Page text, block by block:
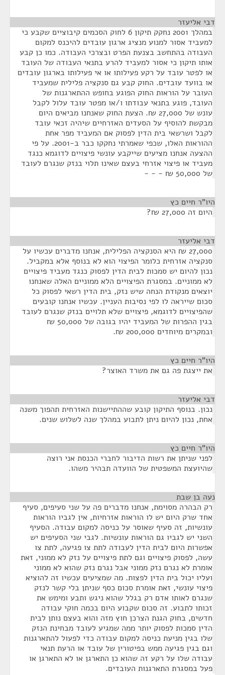
דבי אליעזר
במהלך 2001 נחקק תיקון 6 לחוק הסכמים קיבוציים שקבע כי
למעביד אסור למנוע מנציג ארגון עובדים להיכנס למקום
העבודה בהתחשב בצנעת הפרט ובצרכי העבודה. כמו כן קבע
אותו תיקון כי אסור למעביד להרע בתנאי העבודה של העובד
או לפטר עובד על רקע פעילותו או אי פעילותו בארגון עובדים
או בוועד עובדים. החוק קבע גם סנקציה פלילית שמעביד
העובר על הוראות החוק הפוגע בחופש ההתארגנות של
העובד, פוגע בתנאי עבודתו ו/או מפטר עובד עלול לקבל
עונש של 27,000 ₪. הצעת החוק שאנחנו מביאים היום
מבקשת להוסיף על הסעדים האזרחיים שיהיה זכאי עובד
לקבל ושרשאי בית הדין לפסוק אם המעביד מפר אחת
ההוראות האלו, שכפי שאמרתי נחקקו כבר ב-2001. על פי
ההצעה אנחנו מציעים שייקבע עונשי פיצויים לדוגמא כנגד
מעביד או פיצוי אזרחי בעצם שאינו תלוי בנזק שנגרם לעובד
של 50,000 ₪ - - -
היו"ר חיים כץ
היום זה 27,000 ₪?
דבי אליעזר
27,000 ₪ היא הסנקציה הפלילית, אנחנו מדברים עכשיו על
סנקציה אזרחית כלומר הפיצוי הוא לא בנוסף אלא במקביל.
נכון להיום יש סמכות לבית הדין לפסוק כנגד מעביד פיצויים
לא ממוניים. במסגרת הפיצויים הלא ממוניים האלה שאנחנו
יוצאים מנקודת הנחה שיש נזק, בית הדין רשאי לפסוק כל
סכום שייראה לו לפי נסיבות העניין. עכשיו אנחנו קובעים
שהפיצויים לדוגמא, פיצויים שלא תלויים בנזק שנגרם לעובד
בגין ההפרות של המעביד יהיו בגובה של 50,000 ₪
ובמקרים מיוחדים 200,000 ₪.
היו"ר חיים כץ
את ייצגת פה גם את משרד האוצר?
דבי אליעזר
נכון. בנוסף התיקון קובע שההתיישנות האזרחית תהפוך משנה
אחת, נכון להיום ניתן לתבוע במהלך שנה לשלוש שנים.
היו"ר חיים כץ
לפני שניתן את רשות הדיבור לחברי הכנסת אני רוצה
שהיועצת המשפטית של הוועדה תבהיר משהו.
נעה בן שבת
רק הבהרה מסוימת, אנחנו מדברים פה על שני סעיפים, סעיף
אחד שרק היום יש לו הוראות אזרחיות, אין לגביו הוראות
עונשיות, זה סעיף שאוסר על כניסה למקום עבודה. הסעיף
השני יש לגביו גם הוראות עונשיות. לגבי שני הסעיפים יש
אפשרות היום לבית הדין לעבודה לתת צו פגיעה, לתת צו
עשה, לפסוק פיצויים וגם לתת פיצויים על נזק לא ממוני, זאת
אומרת לא נגרם נזק ממוני אבל נגרם נזק שהוא לא ממוני
ועליו יכול בית הדין לפצות. מה שמציעים עכשיו זה להוציא
פיצוי עונשי, זאת אומרת סכום כסף שניתן בלי קשר לנזק
שנגרם לאותו אדם רק בגלל שהוא ניגש ותבע ומימש את
זכותו לתבוע. זה סכום שקבוע היום בכמה חוקי עבודה
חדשים, בחוק הגנת הצרכן חוץ מזה והוא בעצם נותן לבית
הדין סמכות לפסוק יותר ממה שמגיע לעובד מבחינת הנזק
שלו בגין מניעת כניסה למקום עבודה כדי לפעול להתארגנות
וגם בגין פגיעה ממש בפיטורין של עובד או הרעת תנאי
עבודה שלו על רקע זה שהוא כן התארגן או לא התארגן או
פעל במסגרת התארגנות העובדים.